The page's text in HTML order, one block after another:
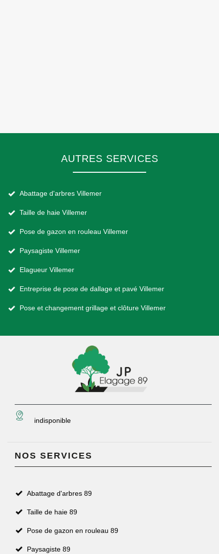
AUTRES SERVICES
Abattage d'arbres Villemer
Taille de haie Villemer
Pose de gazon en rouleau Villemer
Paysagiste Villemer
Elagueur Villemer
Entreprise de pose de dallage et pavé Villemer
Pose et changement grillage et clôture Villemer
indisponible
NOS SERVICES
Abattage d'arbres 89
Taille de haie 89
Pose de gazon en rouleau 89
Paysagiste 89